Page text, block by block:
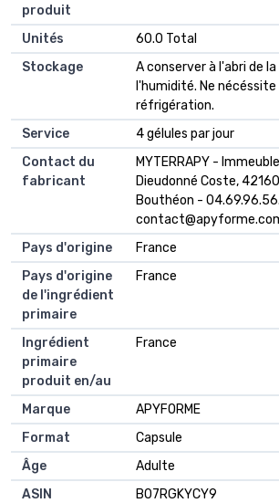
produit
Unités
‎60.0 Total
Stockage
‎A conserver à l'abri de
l'humidité. Ne nécéssite
réfrigération.
Service
‎4 gélules par jour
Contact du
fabricant
‎MYTERRAPY -
Dieudonné Coste,
Bouthéon -
Pays d'origine
‎France
Pays d'origine
de l'ingrédient
primaire
‎France
Ingrédient
primaire
produit en/au
‎France
Marque
‎APYFORME
Format
‎Capsule
Âge
‎Adulte
ASIN
B07RGKYCY9